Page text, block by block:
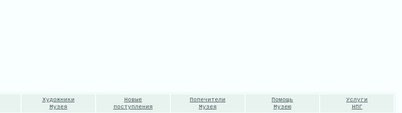
Художники
Музея
Новые
поступления
Попечители
Музея
Помощь
Музею
Услуги
НПГ